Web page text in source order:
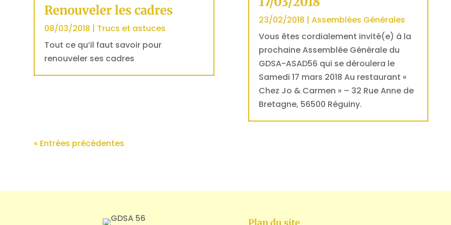
Renouveler les cadres
08/03/2018 | Trucs et astuces
Tout ce qu’il faut savoir pour
renouveler ses cadres
23/02/2018 | Assemblées Générales
Vous êtes cordialement invité(e) à la
prochaine Assemblée Générale du
GDSA-ASAD56 qui se déroulera le
Samedi 17 mars 2018 Au restaurant «
Chez Jo & Carmen » – 32 Rue Anne de
Bretagne, 56500 Réguiny.
« Entrées précédentes
Plan du site